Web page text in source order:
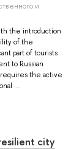
и
the introduction
of the
part of tourists
to Russian
the active
...
city